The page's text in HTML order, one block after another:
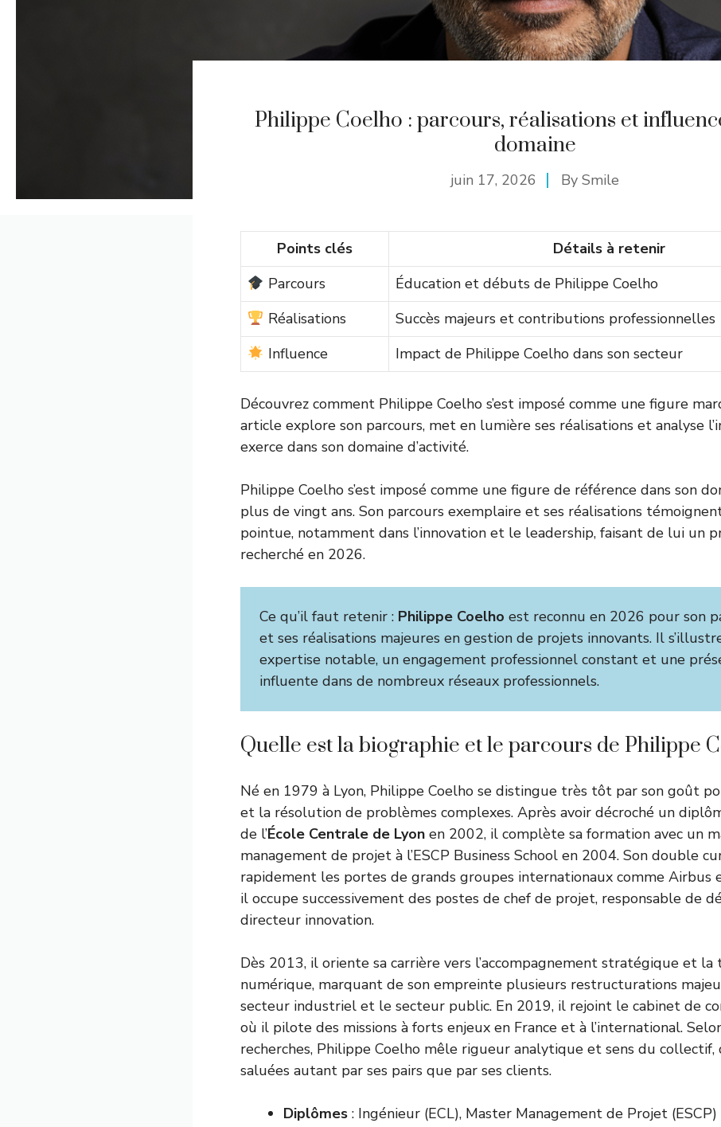
Philippe Coelho : parcours, réalisations et
domaine
juin 17, 2026 By Smile
Points clés
Détails à retenir
Parcours
Éducation et débuts de Philippe Coelho
Réalisations
Succès majeurs et contributions professionnelles
Influence
Impact de Philippe Coelho dans son secteur
Découvrez comment Philippe Coelho s’est imposé comme une figure
article explore son parcours, met en lumière ses réalisations et analyse
exerce dans son domaine d’activité.
Philippe Coelho s’est imposé comme une figure de référence dans son
plus de vingt ans. Son parcours exemplaire et ses réalisations
pointue, notamment dans l’innovation et le leadership, faisant de lui un
recherché en 2026.
Ce qu’il faut retenir : Philippe Coelho est reconnu en 2026 pour son
et ses réalisations majeures en gestion de projets innovants. Il
expertise notable, un engagement professionnel constant et une
influente dans de nombreux réseaux professionnels.
Quelle est la biographie et le parcours de Philippe
Né en 1979 à Lyon, Philippe Coelho se distingue très tôt par son goût
et la résolution de problèmes complexes. Après avoir décroché un
de l’École Centrale de Lyon en 2002, il complète sa formation avec un
management de projet à l’ESCP Business School en 2004. Son double
rapidement les portes de grands groupes internationaux comme Airbus
il occupe successivement des postes de chef de projet, responsable de
directeur innovation.
Dès 2013, il oriente sa carrière vers l’accompagnement stratégique et
numérique, marquant de son empreinte plusieurs restructurations
secteur industriel et le secteur public. En 2019, il rejoint le cabinet de
où il pilote des missions à forts enjeux en France et à l’international.
recherches, Philippe Coelho mêle rigueur analytique et sens du
saluées autant par ses pairs que par ses clients.
Diplômes : Ingénieur (ECL), Master Management de Projet (ESCP)